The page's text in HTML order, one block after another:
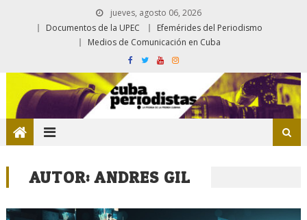
jueves, agosto 06, 2026
Documentos de la UPEC
Efemérides del Periodismo
Medios de Comunicación en Cuba
AUTOR:ANDRES GIL